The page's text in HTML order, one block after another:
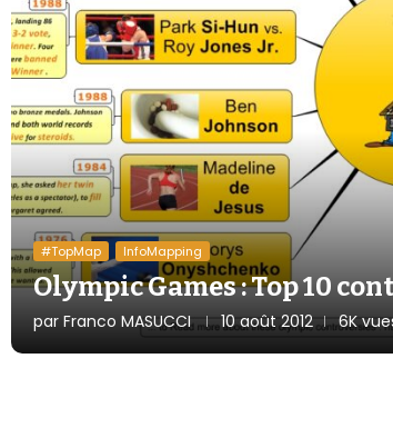
#TopMap InfoMapping
Olympic Games : Top 10
par Franco MASUCCI 10 août 2012 6K